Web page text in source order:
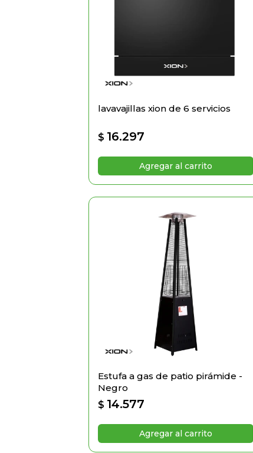
lavavajillas xion de 6 servicios
$ 16.297
Estufa a gas de patio pirámide -
Negro
$ 14.577